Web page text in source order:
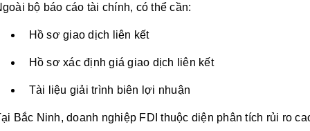
bộ báo cáo tài chính, có thể cần:
Hồ sơ giao dịch liên kết
Hồ sơ xác định giá giao dịch liên kết
Tài liệu giải trình biên lợi nhuận
Bắc Ninh, doanh nghiệp FDI thuộc diện phân tích rủi ro